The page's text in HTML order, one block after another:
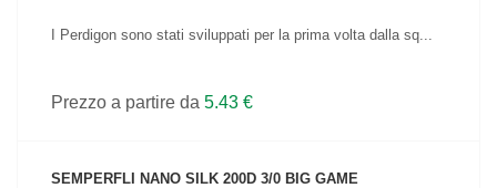
I Perdigon sono stati sviluppati per la prima volta dalla sq...
Prezzo a partire da 5.43 €
SEMPERFLI NANO SILK 200D 3/0 BIG GAME